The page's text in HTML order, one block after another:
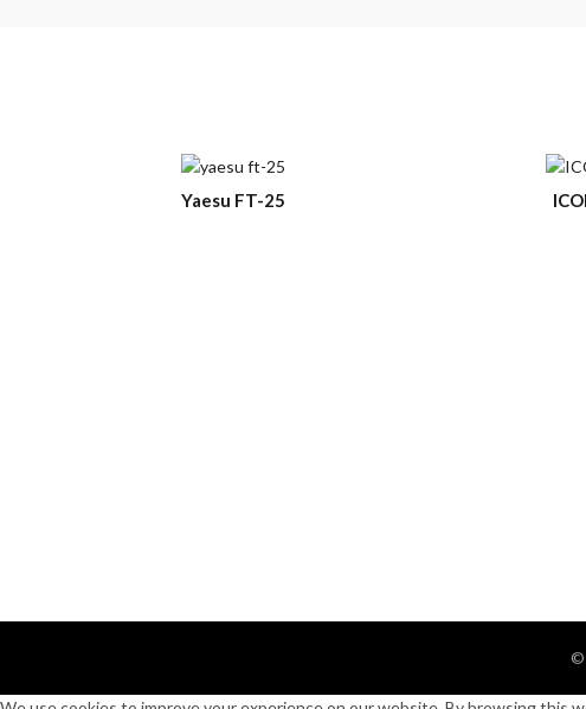
Yaesu FT-25
©